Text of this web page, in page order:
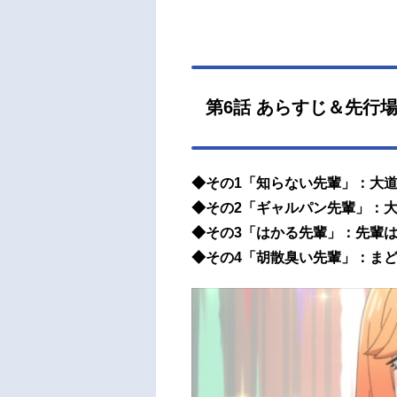
第6話 あらすじ＆先行
◆その1「知らない先輩」：大
◆その2「ギャルパン先輩」：
◆その3「はかる先輩」：先輩
◆その4「胡散臭い先輩」：ま